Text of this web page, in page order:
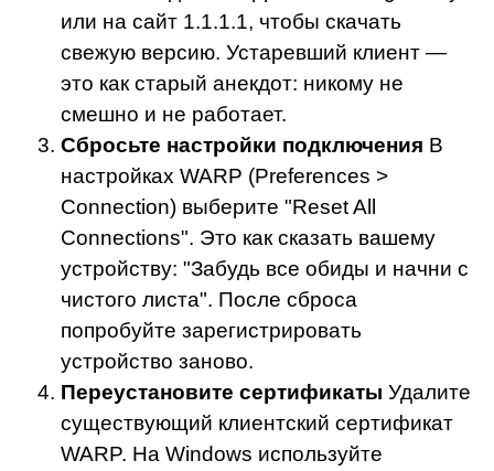
или на сайт 1.1.1.1, чтобы скачать
свежую версию. Устаревший клиент —
это как старый анекдот: никому не
смешно и не работает.
Сбросьте настройки подключения В
настройках WARP (Preferences >
Connection) выберите "Reset All
Connections". Это как сказать вашему
устройству: "Забудь все обиды и начни с
чистого листа". После сброса
попробуйте зарегистрировать
устройство заново.
Переустановите сертификаты Удалите
существующий клиентский сертификат
WARP. На Windows используйте